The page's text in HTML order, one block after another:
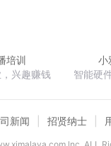
培训
兴趣赚钱
小
智能硬
新闻 招贤纳士